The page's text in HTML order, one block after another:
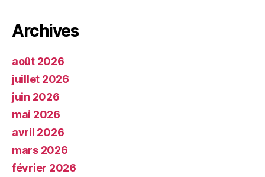
Archives
août 2026
juillet 2026
juin 2026
mai 2026
avril 2026
mars 2026
février 2026